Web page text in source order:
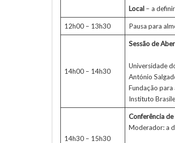
Local – a definir
12h00 – 13h30 Pausa para
14h00 – 14h30
Sessão de
Universidade
António
Fundação para
Instituto
14h30 – 15h30
Conferência
Moderador: a